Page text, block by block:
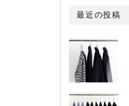
最近の投稿